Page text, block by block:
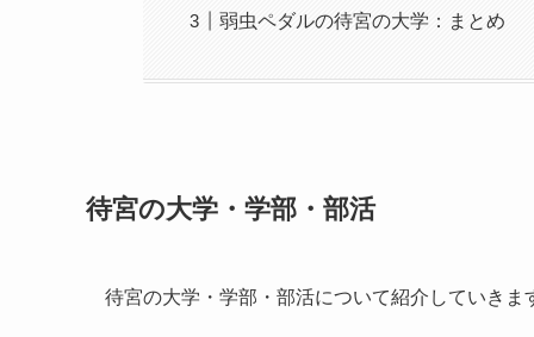
弱虫ペダルの待宮の大学：まとめ
待宮の大学・学部・部活
待宮の大学・学部・部活について紹介していきま